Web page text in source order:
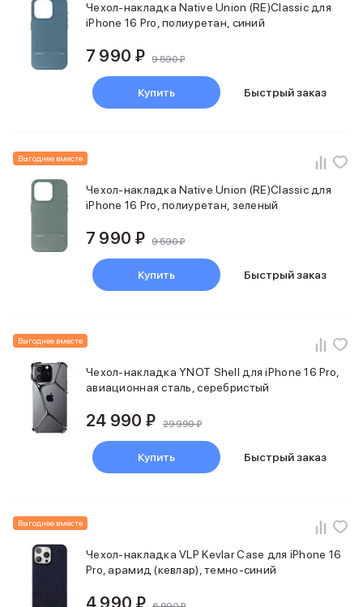
Умный дом
Популярные бренды
Баннер сплит
Инструменты
Красота и здоровье
Укладка волос
Стайлеры
Выпрямители
Фены
Смарт-часы и фитнес-браслеты
Уход за полостью рта
Huawei
Ray-Ban
Баннер гарантия
Баннер ПВЗ
Баннер доставка
Чехол-накладка Native Union (RE)Classic для
iPhone 16 Pro, полиуретан, синий
7 990 ₽ 9 590 ₽
Купить Быстрый заказ
Выгоднее вместе
Чехол-накладка Native Union (RE)Classic для
iPhone 16 Pro, полиуретан, зеленый
7 990 ₽ 9 590 ₽
Купить Быстрый заказ
Выгоднее вместе
Чехол-накладка YNOT Shell для iPhone 16 Pro,
авиационная сталь, серебристый
24 990 ₽ 29 990 ₽
Купить Быстрый заказ
Выгоднее вместе
Чехол-накладка VLP Kevlar Case для iPhone 16
Pro, арамид (кевлар), темно-синий
4 990 ₽